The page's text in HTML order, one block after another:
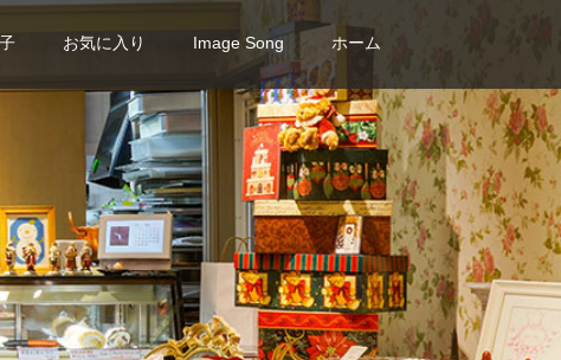
お気に入り Image Song ホーム